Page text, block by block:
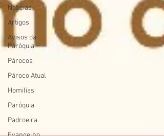
Notícias
Artigos
Avisos da
Paróquia
Párocos
Pároco Atual
Homilias
Paróquia
Padroeira